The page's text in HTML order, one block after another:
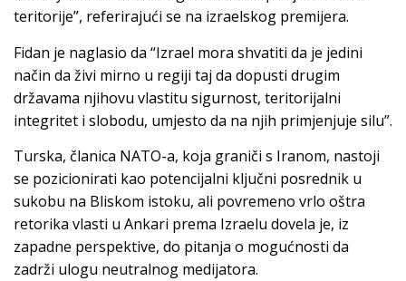
teritorije”, referirajući se na izraelskog premijera.
Fidan je naglasio da “Izrael mora shvatiti da je jedini
način da živi mirno u regiji taj da dopusti drugim
državama njihovu vlastitu sigurnost, teritorijalni
integritet i slobodu, umjesto da na njih primjenjuje silu”.
Turska, članica NATO-a, koja graniči s Iranom, nastoji
se pozicionirati kao potencijalni ključni posrednik u
sukobu na Bliskom istoku, ali povremeno vrlo oštra
retorika vlasti u Ankari prema Izraelu dovela je, iz
zapadne perspektive, do pitanja o mogućnosti da
zadrži ulogu neutralnog medijatora.